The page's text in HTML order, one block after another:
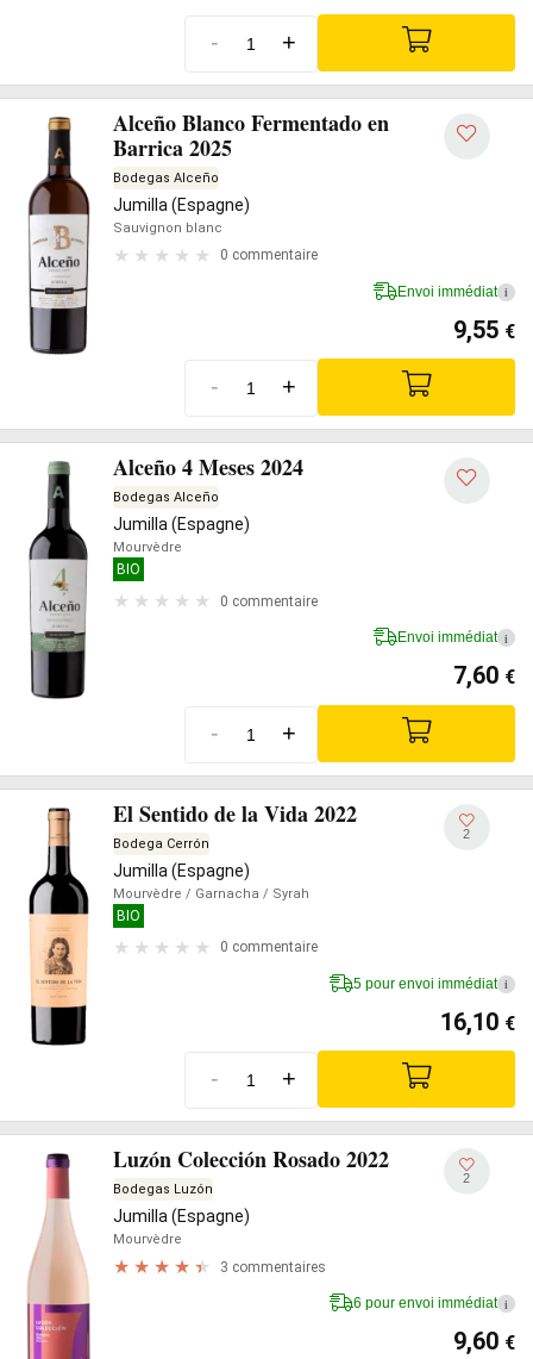
- +
Alceño Blanco Fermentado en
Barrica 2025
Bodegas Alceño
Jumilla (Espagne)
Sauvignon blanc
0 commentaire
Envoi immédiat i
9,55 €
- +
Alceño 4 Meses 2024
Bodegas Alceño
Jumilla (Espagne)
Mourvèdre
BIO
0 commentaire
Envoi immédiat i
7,60 €
- +
El Sentido de la Vida 2022
Bodega Cerrón
Jumilla (Espagne)
Mourvèdre / Garnacha / Syrah
BIO
0 commentaire
2
5 pour envoi immédiat i
16,10 €
- +
Luzón Colección Rosado 2022
Bodegas Luzón
Jumilla (Espagne)
Mourvèdre
3 commentaires
2
6 pour envoi immédiat i
9,60 €